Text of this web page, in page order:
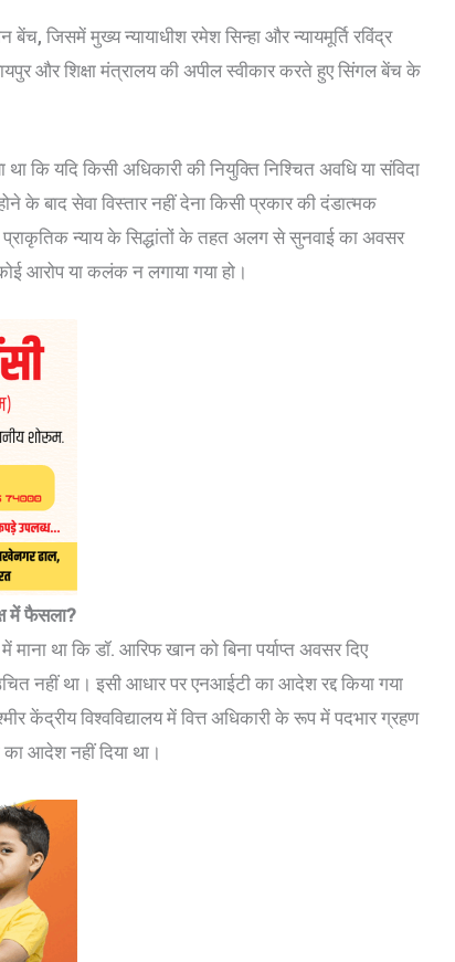
जिसमें मुख्य न्यायाधीश रमेश सिन्हा और न्यायमूर्ति रविंद्र
और शिक्षा मंत्रालय की अपील स्वीकार करते हुए सिंगल बेंच के
कि यदि किसी अधिकारी की नियुक्ति निश्चित अवधि या संविदा
के बाद सेवा विस्तार नहीं देना किसी प्रकार की दंडात्मक
में प्राकृतिक न्याय के सिद्धांतों के तहत अलग से सुनवाई का अवसर
आरोप या कलंक न लगाया गया हो।
में फैसला?
था कि डॉ. आरिफ खान को बिना पर्याप्त अवसर दिए
नहीं था। इसी आधार पर एनआईटी का आदेश रद्द किया गया
केंद्रीय विश्वविद्यालय में वित्त अधिकारी के रूप में पदभार ग्रहण
आदेश नहीं दिया था।